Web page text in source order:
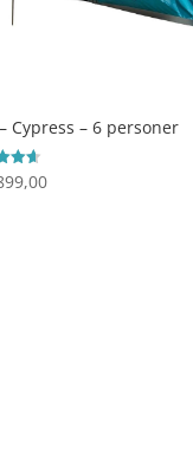
Cypress – 6 personer